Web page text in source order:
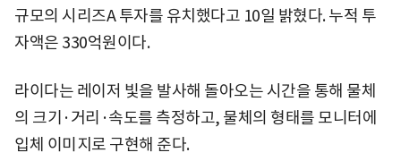
규모의 시리즈A 투자를 유치했다고 10일 밝혔다. 누적 투
자액은 330억원이다.
라이다는 레이저 빛을 발사해 돌아오는 시간을 통해 물체
의 크기·거리·속도를 측정하고, 물체의 형태를 모니터에
입체 이미지로 구현해 준다.